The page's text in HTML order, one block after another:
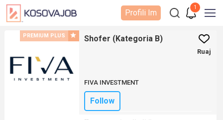
1
Profili Im
PREMIUM PLUS Shofer (Kategoria B)
Ruaj
FIVA INVESTMENT
Follow